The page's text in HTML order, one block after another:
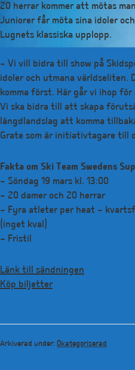
20 herrar kommer att mötas
Juniorer får möta sina idoler
Lugnets klassiska upplopp.
– Vi vill bidra till show på
idoler och utmana världseliten.
komma först. Här går vi ihop
Vi ska bidra till att skapa
längdlandslag att komma
Grate som är initiativtagare
Fakta om Ski Team Swedens
– Söndag 19 mars kl. 13:00
– 20 damer och 20 herrar
– Fyra atleter per heat –
(inget kval)
– Fristil
Länk till sändningen
Köp biljetter
Arkiverad under:Okategoriserad